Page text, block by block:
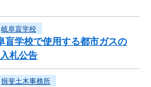
岐阜盲学校
盲学校で使用する都市ガスの
札公告
揖斐土木事務所